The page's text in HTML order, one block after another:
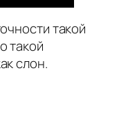
такой
такой
слон.